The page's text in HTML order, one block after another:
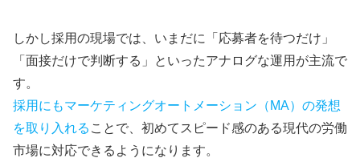
しかし採用の現場では、いまだに「応募者を待つだけ」
「面接だけで判断する」といったアナログな運用が主流で
す。
採用にもマーケティングオートメーション（MA）の発想
を取り入れる ことで、初めてスピード感のある現代の労働
市場に対応できるようになります。